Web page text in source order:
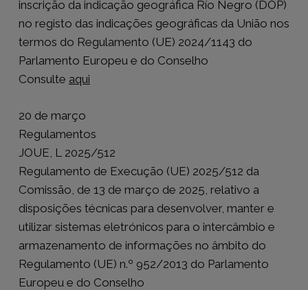
inscrição da indicação geográfica Río Negro (DOP)
no registo das indicações geográficas da União nos
termos do Regulamento (UE) 2024/1143 do
Parlamento Europeu e do Conselho
Consulte aqui
20 de março
Regulamentos
JOUE, L 2025/512
Regulamento de Execução (UE) 2025/512 da
Comissão, de 13 de março de 2025, relativo a
disposições técnicas para desenvolver, manter e
utilizar sistemas eletrónicos para o intercâmbio e
armazenamento de informações no âmbito do
Regulamento (UE) n.º 952/2013 do Parlamento
Europeu e do Conselho